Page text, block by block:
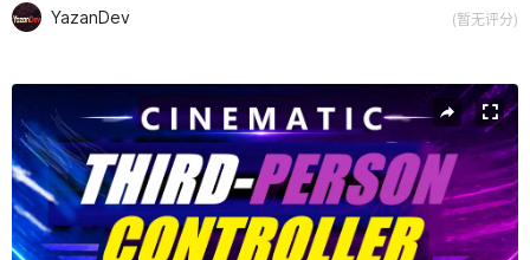
YazanDev (暂无评分)